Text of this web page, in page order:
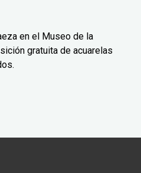
en el Museo de la
gratuita de acuarelas